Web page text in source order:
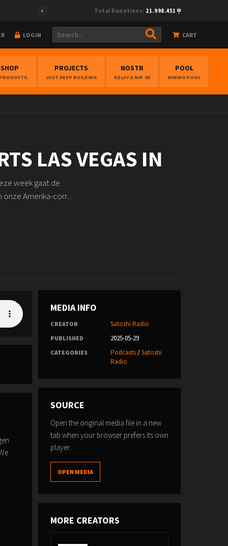
Total Donations: 21.998.451
LOGIN CART
PROJECTS
JUST KEEP BUILDING
NOSTR
RELAY & NIP-05
POOL
MINING POOL
LAS VEGAS IN
week gaat de
Amerika-corr...
MEDIA INFO
CREATOR Satoshi Radio
PUBLISHED 2025-05-29
CATEGORIES Podcasts/Satoshi
Radio
SOURCE
Open the original media file in a new
tab when your browser prefers its own
player.
OPEN MEDIA
MORE CREATORS